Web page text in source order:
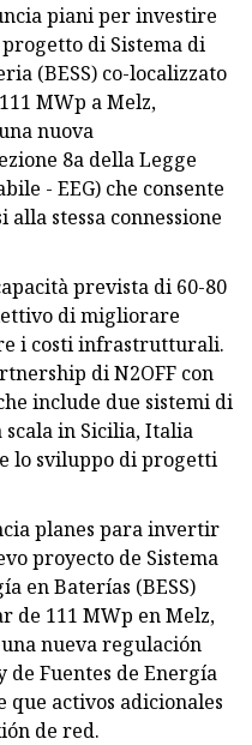
piani per investire
di Sistema di
(BESS) co-localizzato
MWp a Melz,
nuova
8a della Legge
- EEG) che consente
stessa connessione
prevista di 60-80
di migliorare
i costi infrastrutturali.
di N2OFF con
include due sistemi di
in Sicilia, Italia
lo sviluppo di progetti
planes para invertir
proyecto de Sistema
en Baterías (BESS)
de 111 MWp en Melz,
nueva regulación
de Fuentes de Energía
que activos adicionales
de red.